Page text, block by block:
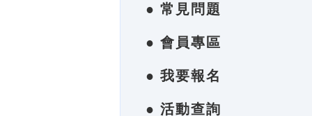
● 常見問題
● 會員專區
● 我要報名
● 活動查詢